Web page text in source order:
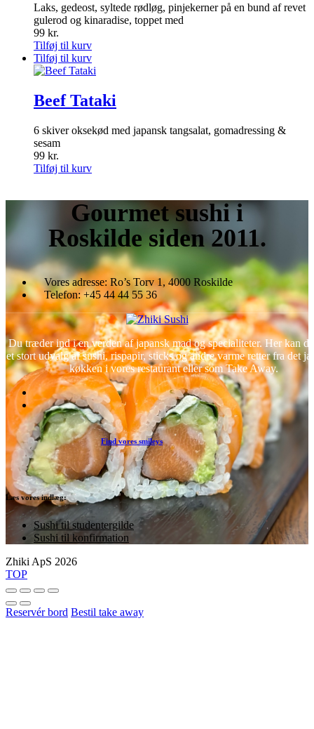
Laks, gedeost, syltede rødløg, pinjekerner på en bund af revet
gulerod og kinaradise, toppet med
99 kr.
Tilføj til kurv
Tilføj til kurv
Beef Tataki
6 skiver oksekød med japansk tangsalat, gomadressing &
sesam
99 kr.
Tilføj til kurv
Gourmetsushi i
Roskilde siden 2011.
Vores adresse: Ro’s Torv 1, 4000 Roskilde
Telefon: +45 44 44 55 36
Du træder ind i en verden af japansk mad og specialiteter. Her kan
et stort udvalg af sushi, rispapir, sticks og andre varme retter fra det
køkken i vores restaurant eller som Take Away.
Find vores smileys
Læs vores indlæg:
Sushi til studentergilde
Sushi til konfirmation
Zhiki ApS 2026
TOP
Reservér bord Bestil take away